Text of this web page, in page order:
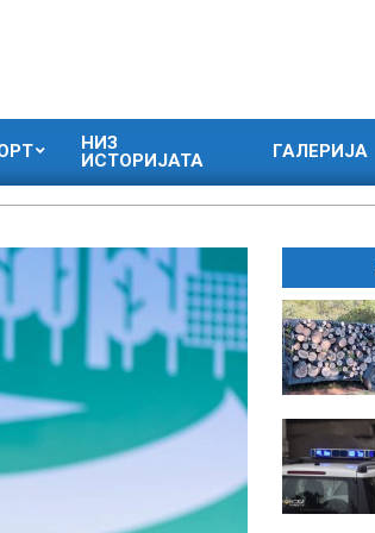
НИЗ
ИСТОРИЈАТА
ГАЛЕРИЈА